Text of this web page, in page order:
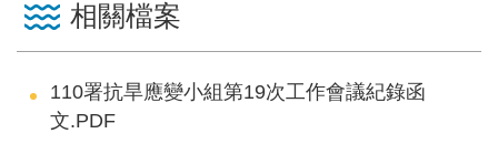
相關檔案
110署抗旱應變小組第19次工作會議紀錄函
文.PDF